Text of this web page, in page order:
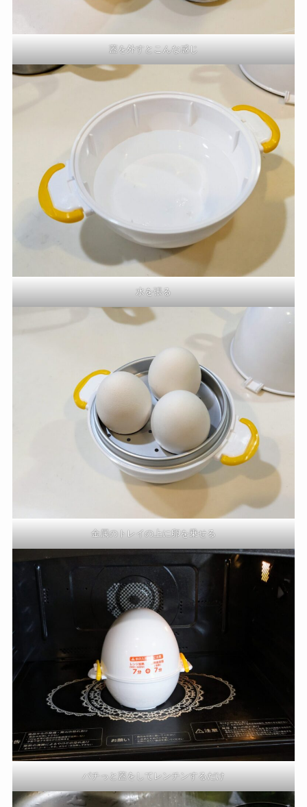
蓋を外すとこんな感じ
水を張る
金属のトレイの上に卵を乗せる
パチっと蓋をしてレンチンするだけ